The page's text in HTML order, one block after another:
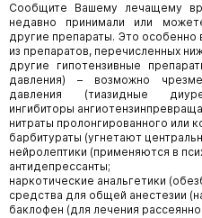
Сообщите Вашему лечащему
недавно принимали или
другие препараты. Это
из препаратов, перечисленных
другие гипотензивные
давления) – возможно
давления (тиазидные
ингибиторы
нитраты пролонгированного или
барбитураты (угнетают
нейролептики (применяются в
антидепрессанты;
наркотические анальгетики
средства для общей анестезии
баклофен (для лечения